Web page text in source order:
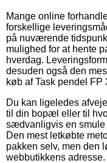
Mange online
forskellige
på nuværende
mulighed for at hente
hverdag.
desuden også den
køb af Task pendel FP
Du kan ligeledes
til din bopæl eller til
sædvanligvis en
Den mest letkøbte
pakken selv, men den
webbutikkens adresse.